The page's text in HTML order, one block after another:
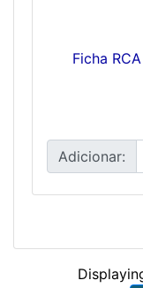
Ficha
Adicionar: